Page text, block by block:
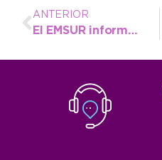
ANTERIOR
El EMSUR informó sobre intensos trabajos urbanos-rurales y de Obras Sanitarias